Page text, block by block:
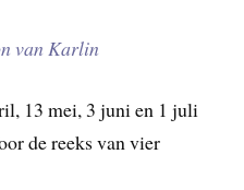
van Karlin
13 mei, 3 juni en 1 juli
de reeks van vier